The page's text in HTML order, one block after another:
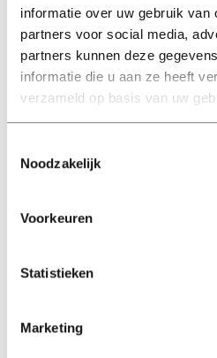
informatie over uw gebruik van
partners voor social media,
partners kunnen deze
informatie die u aan ze heeft
verzameld op basis van uw
Noodzakelijk
Voorkeuren
Statistieken
Marketing
Column
Broers
21 juni 2016
Column